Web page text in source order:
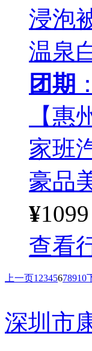
浸泡
温泉
团期
【
家班
豪品
¥1099
查看
上一页1 2345678910
深圳市